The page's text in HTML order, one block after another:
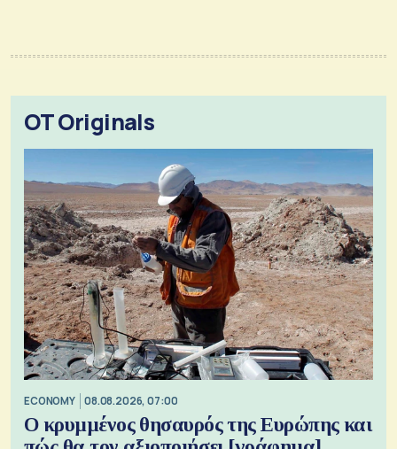
OT Originals
ECONOMY 08.08.2026, 07:00
Ο κρυμμένος θησαυρός της Ευρώπης και